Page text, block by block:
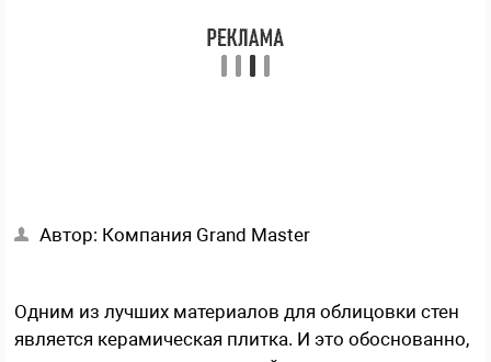
Автор: Компания Grand Master
Одним из лучших материалов для облицовки стен
является керамическая плитка. И это обоснованно,